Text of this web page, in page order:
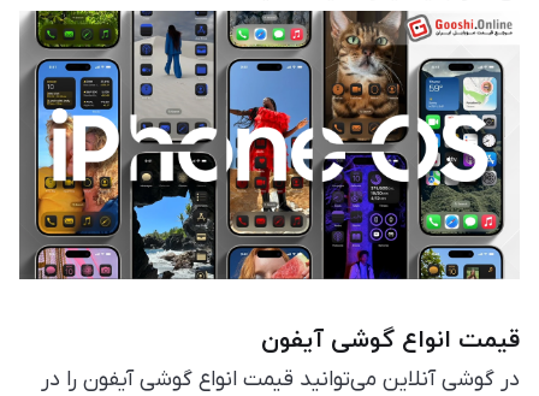
قیمت انواع گوشی آیفون
در گوشی آنلاین می‌توانید قیمت انواع گوشی آیفون را در